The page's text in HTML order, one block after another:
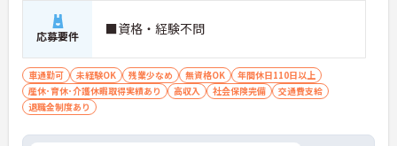
応募要件 ■資格・経験不問
車通勤可 未経験OK 残業少なめ 無資格OK
年間休日110日以上
産休･育休･介護休暇取得実績あり
高収入 社会保険完備
交通費支給
退職金制度あり